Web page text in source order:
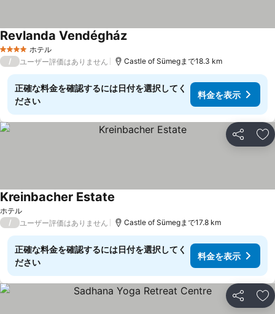
4 ホテルのランク
ホテル
Revlanda Vendégház
/ ユーザー評価はありません Castle of Sümegまで18.3 km
正確な料金を確認するには日付を選択してく
ださい
料金を表示
シェア お
ホテル
Kreinbacher Estate
/ ユーザー評価はありません Castle of Sümegまで17.8 km
正確な料金を確認するには日付を選択してく
ださい
料金を表示
シェア お